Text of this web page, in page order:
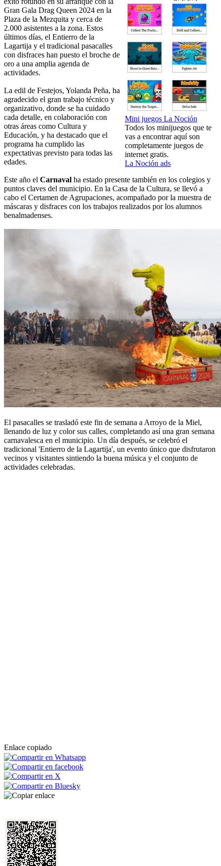
Mini juegos La Noción
Todos los minijuegos que te
vas a encontrar aquí son
completamente juegos de
internet gratis.
La Noción ads
Gran Gala Drag Queen 2024 en la
Plaza de la Mezquita y cerca de
2.000 asistentes a la zona. Estos
últimos días, el Entierro de la
Lagartija y el tradicional pasacalles
con disfraces han puesto el broche de
oro a una amplia agenda de
actividades.
La edil de Festejos, Yolanda Peña, ha
agradecido el gran trabajo técnico y
organizativo, donde se ha cuidado
cada detalle, en colaboración con
otras áreas como Cultura y
Educación, y ha destacado que el
programa ha cumplido las
expectativas previsto para todas las
edades.
Este año el Carnaval ha estado presente también en los colegios y
puntos claves del municipio. En la Casa de la Cultura, se llevó a
cabo el Certamen de Agrupaciones, acompañado por la muestra de
máscaras y disfraces con los trabajos realizados por los alumnos
benalmadenses.
El pasacalles se trasladó este fin de semana a Arroyo de la Miel,
llenando de luz y color sus calles, completando así una gran semana
carnavalesca en el municipio. Un día después, se celebró el
tradicional 'Entierro de la Lagartija', un evento único que disfrutaron
vecinos y visitantes sintiendo la buena música y el conjunto de
actividades celebradas.
Enlace copiado